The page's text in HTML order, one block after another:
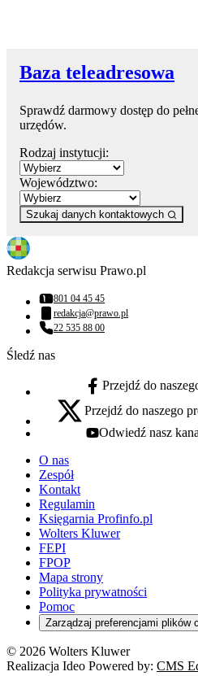
Baza teleadresowa
Sprawdź darmowy dostęp do
urzędów.
Rodzaj instytucji:
Województwo:
Szukaj danych kontaktowych
Redakcja serwisu Prawo.pl
Numer telefonu:
801 04 45 45
Adres email:
redakcja@prawo.pl
Numer telefonu:
22 535 88 00
Śledź nas
facebook - otwiera się w
Przejdź do
x - otwiera się w nowej karcie
Przejdź do naszego
youtube - otwiera się w
Odwiedź nasz
O nas
Zespół
Kontakt
Regulamin
Księgarnia Profinfo.pl
Wolters Kluwer
FEPI
FPOP
Mapa strony
Polityka prywatności
Pomoc
Zarządzaj preferencjami plików
© 2026 Wolters Kluwer
Realizacja Ideo Powered by: CMS